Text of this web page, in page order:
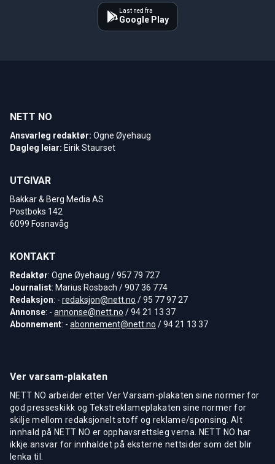
Last ned fra
Google Play
NETT NO
Ansvarleg redaktør: Ogne Øyehaug
Dagleg leiar: Eirik Staurset
UTGIVAR
Bakkar & Berg Media AS
Postboks 142
6099 Fosnavåg
KONTAKT
Redaktør: Ogne Øyehaug / 957 79 727
Journalist: Marius Rosbach / 907 36 774
Redaksjon: - redaksjon@nett.no / 95 77 97 27
Annonse: - annonse@nett.no / 94 21 13 37
Abonnement: - abonnement@nett.no / 94 21 13 37
Ver varsam-plakaten
NETT NO arbeider etter Ver Varsam-plakaten sine normer for
god presseskikk og Tekstreklameplakaten sine normer for
skilje mellom redaksjonelt stoff og reklame/sponsing. Alt
innhald på NETT NO er opphavsrettsleg verna. NETT NO har
ikkje ansvar for innhaldet på eksterne nettsider som det blir
lenka til.